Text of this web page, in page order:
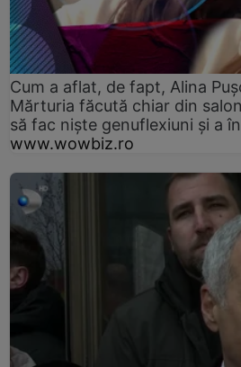
Cum a aflat, de fapt, Alina
Mărturia făcută chiar din
să fac niște genuflexiuni și a
www.wowbiz.ro